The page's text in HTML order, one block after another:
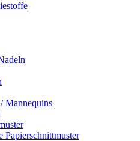
Mannequins
Papierschnittmuster